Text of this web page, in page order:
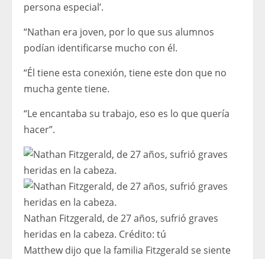
persona especial’.
“Nathan era joven, por lo que sus alumnos
podían identificarse mucho con él.
“Él tiene esta conexión, tiene este don que no
mucha gente tiene.
“Le encantaba su trabajo, eso es lo que quería
hacer”.
Nathan Fitzgerald, de 27 años, sufrió graves
heridas en la cabeza. Crédito: tú
Matthew dijo que la familia Fitzgerald se siente